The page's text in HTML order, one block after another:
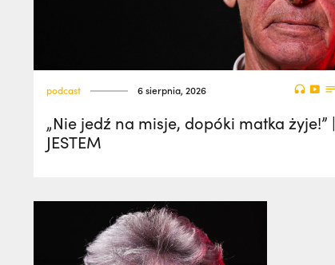
podcast 6 sierpnia, 2026
„Nie jedź na misje, dopóki matka żyje!” |
JESTEM